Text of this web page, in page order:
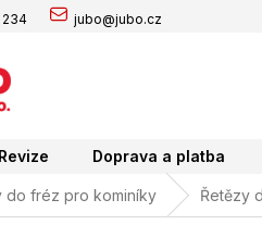
234 jubo@jubo.cz
Revize Doprava a platba
do fréz pro kominíky Řetězy